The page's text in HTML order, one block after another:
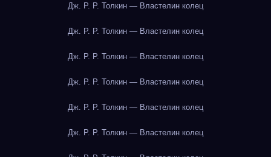
Дж. Р. Р. Толкин — Властелин колец
Дж. Р. Р. Толкин — Властелин колец
Дж. Р. Р. Толкин — Властелин колец
Дж. Р. Р. Толкин — Властелин колец
Дж. Р. Р. Толкин — Властелин колец
Дж. Р. Р. Толкин — Властелин колец